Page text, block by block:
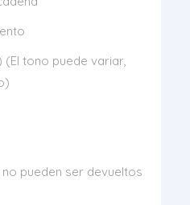
tono puede variar,
pueden ser devueltos